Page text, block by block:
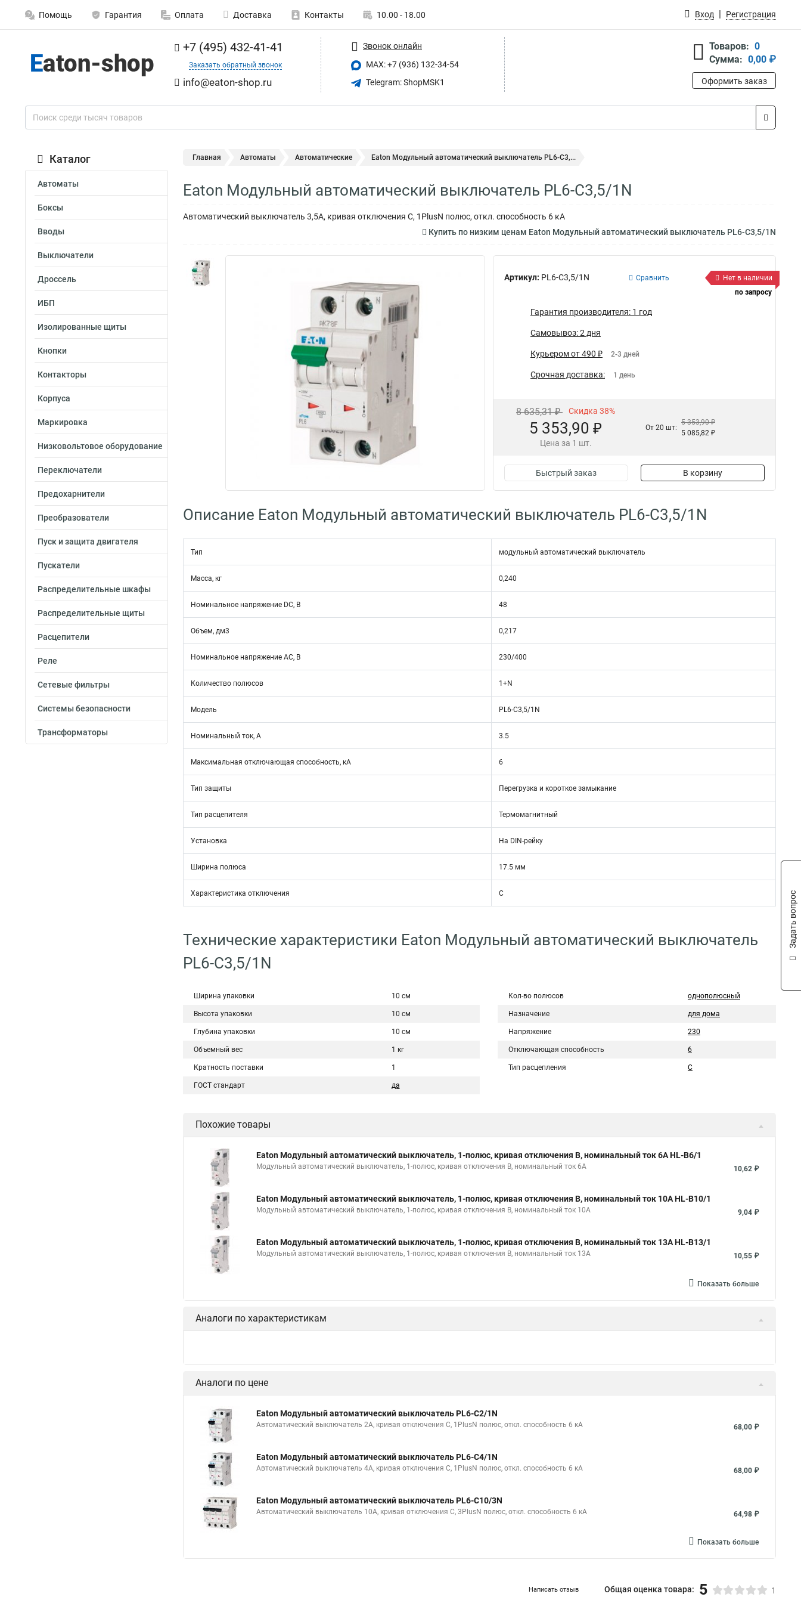
Помощь Гарантия Оплата Доставка Контакты 10.00 - 18.00 Вход Регистрация
+7 (495) 432-41-41
Заказать обратный звонок
info@eaton-shop.ru
Звонок онлайн
MAX: +7 (936) 132-34-54
Telegram: ShopMSK1
Товаров: 0
Сумма: 0,00 ₽
Оформить заказ
Каталог
Автоматы
Боксы
Вводы
Выключатели
Дроссель
ИБП
Изолированные щиты
Кнопки
Контакторы
Корпуса
Маркировка
Низковольтовое оборудование
Переключатели
Предохарнители
Преобразователи
Пуск и защита двигателя
Пускатели
Распределительные шкафы
Распределительные щиты
Расцепители
Реле
Сетевые фильтры
Системы безопасности
Трансформаторы
Главная Автоматы Автоматические Eaton Модульный автоматический выключатель PL6-C3,...
Eaton Модульный автоматический выключатель PL6-C3,5/1N
Автоматический выключатель 3,5А, кривая отключения C, 1PlusN полюс, откл. способность 6 кА
Купить по низким ценам Eaton Модульный автоматический выключатель PL6-C3,5/1N
Артикул: PL6-C3,5/1N Сравнить
Нет в наличии
по запросу
Гарантия производителя: 1 год
Самовывоз: 2 дня
Курьером от 490 ₽ 2-3 дней
Срочная доставка: 1 день
8 635,31 ₽ Скидка 38%
5 353,90 ₽
Цена за 1 шт.
От 20 шт:
5 353,90 ₽
5 085,82 ₽
Быстрый заказ В корзину
Описание Eaton Модульный автоматический выключатель PL6-C3,5/1N
Тип модульный автоматический выключатель
Масса, кг 0,240
Номинальное напряжение DC, В 48
Объем, дм3 0,217
Номинальное напряжение АС, В 230/400
Количество полюсов 1+N
Модель PL6-C3,5/1N
Номинальный ток, А 3.5
Максимальная отключающая способность, кА 6
Тип защиты Перегрузка и короткое замыкание
Тип расцепителя Термомагнитный
Установка На DIN-рейку
Ширина полюса 17.5 мм
Характеристика отключения C
Технические характеристики Eaton Модульный автоматический выключатель
PL6-C3,5/1N
Ширина упаковки 10 см
Высота упаковки 10 см
Глубина упаковки 10 см
Объемный вес 1 кг
Кратность поставки 1
ГОСТ стандарт да
Кол-во полюсов однополюсный
Назначение для дома
Напряжение 230
Отключающая способность 6
Тип расцепления C
Похожие товары
Eaton Модульный автоматический выключатель, 1-полюс, кривая отключения B, номинальный ток 6А HL-B6/1
Модульный автоматический выключатель, 1-полюс, кривая отключения B, номинальный ток 6А 10,62 ₽
Eaton Модульный автоматический выключатель, 1-полюс, кривая отключения B, номинальный ток 10А HL-B10/1
Модульный автоматический выключатель, 1-полюс, кривая отключения B, номинальный ток 10А 9,04 ₽
Eaton Модульный автоматический выключатель, 1-полюс, кривая отключения B, номинальный ток 13А HL-B13/1
Модульный автоматический выключатель, 1-полюс, кривая отключения B, номинальный ток 13А 10,55 ₽
Показать больше
Аналоги по характеристикам
Аналоги по цене
Eaton Модульный автоматический выключатель PL6-C2/1N
Автоматический выключатель 2А, кривая отключения С, 1PlusN полюс, откл. способность 6 кА 68,00 ₽
Eaton Модульный автоматический выключатель PL6-C4/1N
Автоматический выключатель 4А, кривая отключения С, 1PlusN полюс, откл. способность 6 кА 68,00 ₽
Eaton Модульный автоматический выключатель PL6-C10/3N
Автоматический выключатель 10А, кривая отключения С, 3PlusN полюс, откл. способность 6 кА 64,98 ₽
Показать больше
Написать отзыв Общая оценка товара: 5 1
Задать вопрос